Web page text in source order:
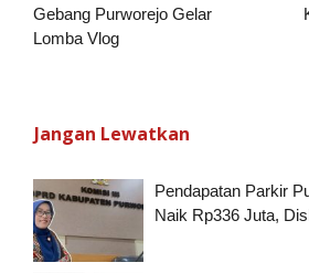
Gebang Purworejo Gelar
Lomba Vlog
Jangan Lewatkan
Pendapatan Parkir
Naik Rp336 Juta,